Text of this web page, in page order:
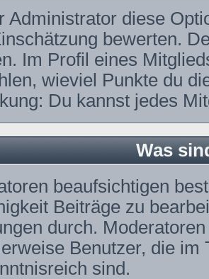
Administrator diese
bewerten.
Im Profil eines
wieviel Punkte du
Du kannst jedes
Was
beaufsichtigen
Beiträge zu
durch.
Benutzer, die
sind.